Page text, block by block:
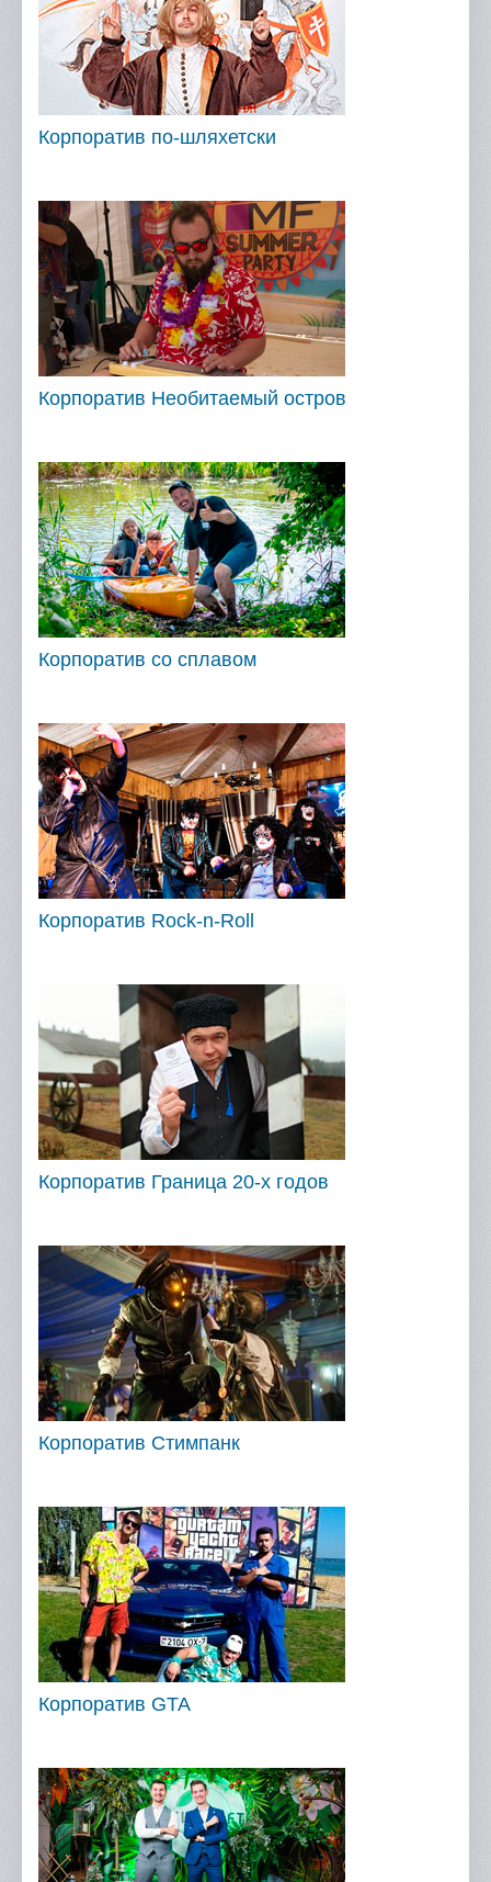
Корпоратив по-шляхетски
Корпоратив Необитаемый остров
Корпоратив со сплавом
Корпоратив Rock-n-Roll
Корпоратив Граница 20-х годов
Корпоратив Стимпанк
Корпоратив GTA